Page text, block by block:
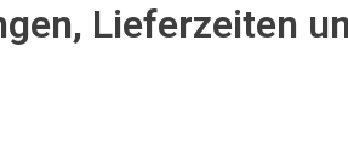
Lieferzeiten